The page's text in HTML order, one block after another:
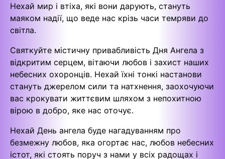
Нехай мир і втіха, які вони дарують, стануть
маяком надії, що веде нас крізь часи темряви до
світла.
Святкуйте містичну привабливість Дня Ангела з
відкритим серцем, вітаючи любов і захист наших
небесних охоронців. Нехай їхні тонкі настанови
стануть джерелом сили та натхнення, заохочуючи
вас крокувати життєвим шляхом з непохитною
вірою в добро, яке нас оточує.
Нехай День ангела буде нагадуванням про
безмежну любов, яка огортає нас, любов небесних
істот, які стоять поруч з нами у всіх радощах і